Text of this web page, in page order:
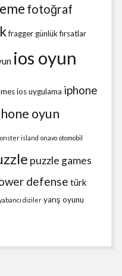
fotoğraf
fraggergünlük fırsatlar
ios oyun
ios uygulama iphone
oyun
island onavo otomobil
puzzle games
defense türk
diziler yarış oyunu